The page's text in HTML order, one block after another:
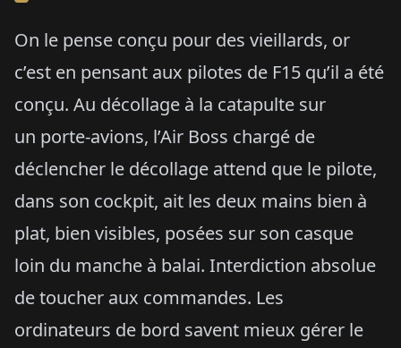
On le pense conçu pour des vieillards, or
c’est en pensant aux pilotes de F15 qu’il a été
conçu. Au décollage à la catapulte sur
un porte-avions, l’Air Boss chargé de
déclencher le décollage attend que le pilote,
dans son cockpit, ait les deux mains bien à
plat, bien visibles, posées sur son casque
loin du manche à balai. Interdiction absolue
de toucher aux commandes. Les
ordinateurs de bord savent mieux gérer le